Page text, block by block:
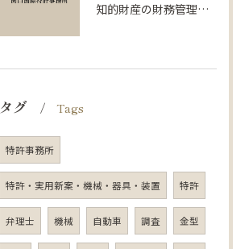
知的財産の財務管理と輸出の実務ポイントを徹底解説
タグ Tags
特許事務所
特許・実用新案・機械・器具・装置 特許
弁理士 機械 自動車 調査 金型